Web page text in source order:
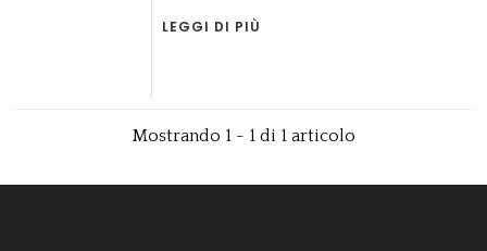
LEGGI DI PIÙ
Mostrando 1 - 1 di 1 articolo